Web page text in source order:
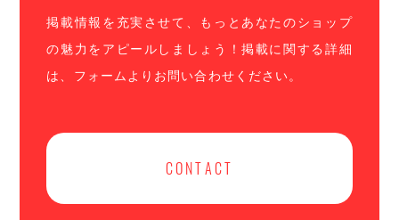
掲載情報を充実させて、もっとあなたのショップ
の魅力をアピールしましょう！掲載に関する詳細
は、フォームよりお問い合わせください。
CONTACT